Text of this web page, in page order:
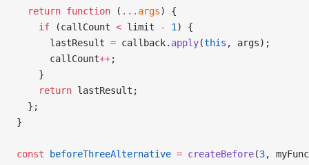
  return
function ( ... args) {
    if
(callCount < limit - 1 ) {
      lastResult
= callback. apply(this , args);
      callCount
++;
    }
    return
lastResult;
  };
}
const beforeThreeAlternative = createBefore(3,